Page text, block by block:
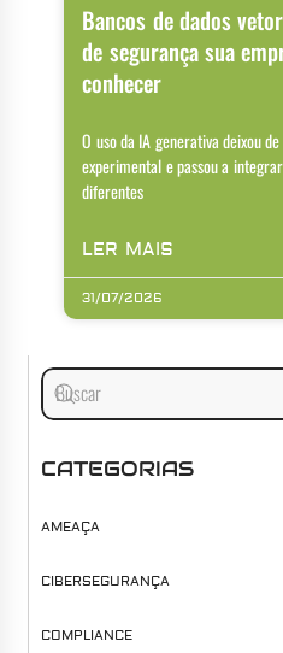
Bancos de dados
de segurança sua
conhecer
O uso da IA generativa deixou
experimental e passou a
diferentes
LER MAIS
31/07/2026
CATEGORIAS
AMEAÇA
CIBERSEGURANÇA
COMPLIANCE